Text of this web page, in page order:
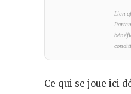
Lien
Ce qui se joue ici